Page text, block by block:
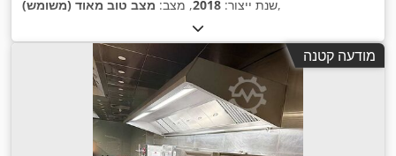
שנת ייצור: 2018, מצב: מצב טוב מאוד (משומש) ,
מודעה קטנה